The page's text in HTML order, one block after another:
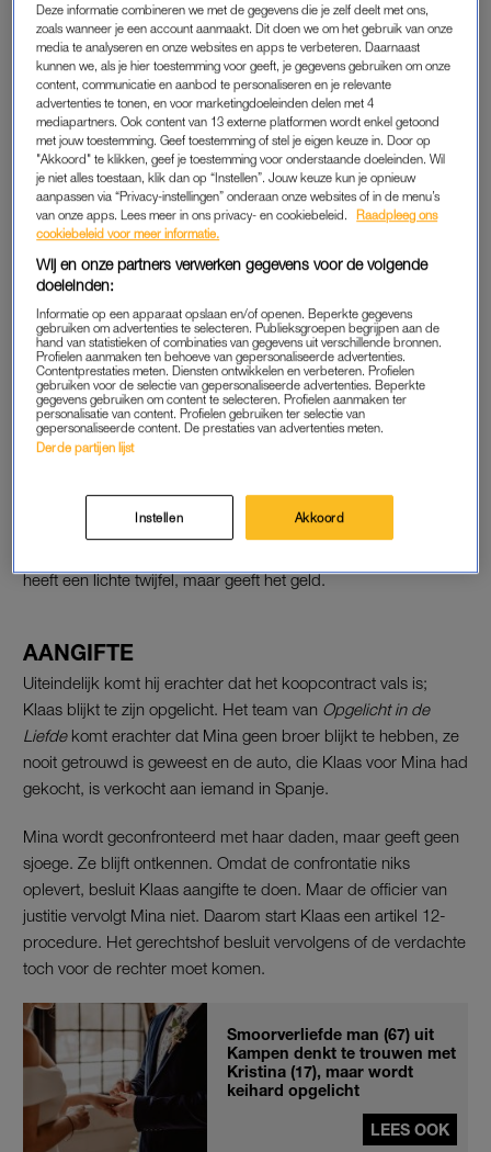
in de Liefde. Mina ontkent in alle toonaarden. “Hij heeft alles
verzonnen om mij te pakken. Er klopt niks van. Alles is
verzonnen.”
Hoe zit het verhaal precies in elkaar? Klaas leert Mina kennen
via een datingsite. Al snel springt de vonk over en krijgen de
twee een relatie. Ze leren elkaars familie – waaronder Mina’s
broer, die een dubieuze rol in haar leven blijkt te spelen – ook
kennen en hebben het zelfs over trouwen.
SCHEIDING
Maar dan vertelt Mina ineens dat ze nog niet gescheiden is
van haar ex. Ze zou hem al zes jaar niet gesproken hebben.
Klaas accepteert dit en is “blind” door de liefde. Hij koopt een
nieuwe auto voor Mina en laat deze, onder druk van de broer,
op haar naam zetten.
dat hij 85.000 euro betaalt voor een appartement dat ze gaan
kopen in het Marokkaanse Agadir. Hij geeft het cash, wat
heeft een lichte twijfel, maar geeft het geld.
AANGIFTE
Uiteindelijk komt hij erachter dat het koopcontract vals is;
Klaas blijkt te zijn opgelicht. Het team van Opgelicht in de
Liefdekomt erachter dat Mina geen broer blijkt te hebben, ze
nooit getrouwd is geweest en de auto, die Klaas voor Mina had
gekocht, is verkocht aan iemand in Spanje.
Mina wordt geconfronteerd met haar daden, maar geeft geen
sjoege. Ze blijft ontkennen. Omdat de confrontatie niks
oplevert, besluit Klaas aangifte te doen. Maar de officier van
justitie vervolgt Mina niet. Daarom start Klaas een artikel 12-
procedure. Het gerechtshof besluit vervolgens of de verdachte
toch voor de rechter moet komen.
Smoorverliefde man (67) uit
Kampen denkt te trouwen met
Kristina (17), maar wordt
keihard opgelicht
LEES OOK
Deze informatie combineren we met de gegevens die je zelf deelt met ons,
zoals wanneer je een account aanmaakt. Dit doen we om het gebruik van onze
media te analyseren en onze websites en apps te verbeteren. Daarnaast
kunnen we, als je hier toestemming voor geeft, je gegevens gebruiken om onze
content, communicatie en aanbod te personaliseren en je relevante
advertenties te tonen, en voor marketingdoeleinden delen met 4
mediapartners. Ook content van 13 externe platformen wordt enkel getoond
met jouw toestemming. Geef toestemming of stel je eigen keuze in. Door op
"Akkoord" te klikken, geef je toestemming voor onderstaande doeleinden. Wil
je niet alles toestaan, klik dan op “Instellen”. Jouw keuze kun je opnieuw
aanpassen via “Privacy-instellingen” onderaan onze websites of in de menu’s
van onze apps. Lees meer in ons privacy- en cookiebeleid.
Raadpleeg ons
cookiebeleid voor meer informatie.
Wij en onze partners verwerken gegevens voor de volgende
doeleinden:
Informatie op een apparaat opslaan en/of openen. Beperkte gegevens
gebruiken om advertenties te selecteren. Publieksgroepen begrijpen aan de
hand van statistieken of combinaties van gegevens uit verschillende bronnen.
Profielen aanmaken ten behoeve van gepersonaliseerde advertenties.
Contentprestaties meten. Diensten ontwikkelen en verbeteren. Profielen
gebruiken voor de selectie van gepersonaliseerde advertenties. Beperkte
gegevens gebruiken om content te selecteren. Profielen aanmaken ter
personalisatie van content. Profielen gebruiken ter selectie van
gepersonaliseerde content. De prestaties van advertenties meten.
Derde partijen lijst
Instellen Akkoord